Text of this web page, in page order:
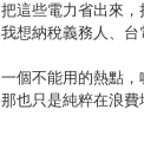
把這些電力省出來，
我想納稅義務人、台
一個不能用的熱點，
那也只是純粹在浪費